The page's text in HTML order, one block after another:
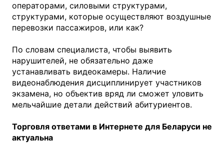
операторами, силовыми структурами,
структурами, которые осуществляют воздушные
перевозки пассажиров, или как?
По словам специалиста, чтобы выявить
нарушителей, не обязательно даже
устанавливать видеокамеры. Наличие
видеонаблюдения дисциплинирует участников
экзамена, но объектив вряд ли сможет уловить
мельчайшие детали действий абитуриентов.
Торговля ответами в Интернете для Беларуси не
актуальна